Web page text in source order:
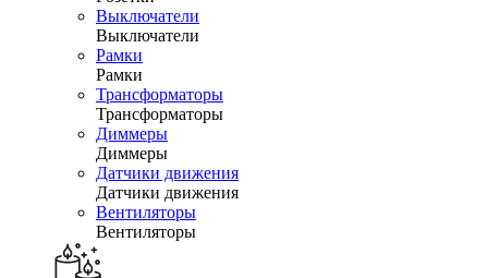
Выключатели
Выключатели
Рамки
Рамки
Трансформаторы
Трансформаторы
Диммеры
Диммеры
Датчики движения
Датчики движения
Вентиляторы
Вентиляторы